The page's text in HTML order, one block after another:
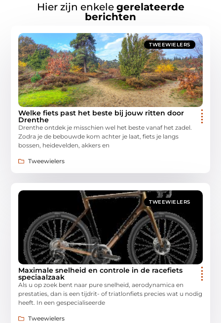
Hier zijn enkele gerelateerde
berichten
TWEEWIELERS
Welke fiets past het beste bij jouw ritten door
Drenthe
Drenthe ontdek je misschien wel het beste vanaf het zadel.
Zodra je de bebouwde kom achter je laat, fiets je langs
bossen, heidevelden, akkers en
Tweewielers
TWEEWIELERS
Maximale snelheid en controle in de racefiets
speciaalzaak
Als u op zoek bent naar pure snelheid, aerodynamica en
prestaties, dan is een tijdrit- of triatlonfiets precies wat u nodig
heeft. In een gespecialiseerde
Tweewielers